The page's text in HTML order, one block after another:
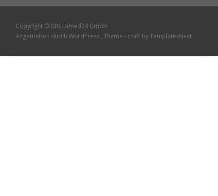
Copyright © GREENmed24 GmbH
Angetrieben durch WordPress , Theme i-craft by TemplatesNext.